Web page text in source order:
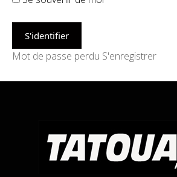
Mot de passe perdu S'enregistrer